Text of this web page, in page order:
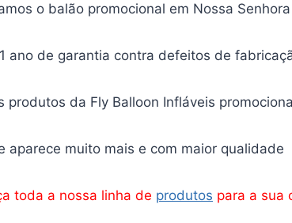
o balão promocional em Nossa
ano de garantia contra defeitos de
produtos da Fly Balloon Infláveis
aparece muito mais e com maior qualidade
toda a nossa linha de produtos para a sua